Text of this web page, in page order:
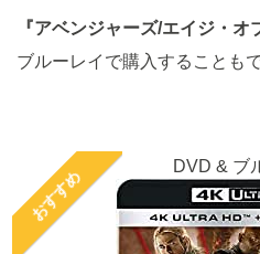
『アベンジャーズ/エイジ・オ
ブルーレイで購入することも
おすすめ
DVD & ブ